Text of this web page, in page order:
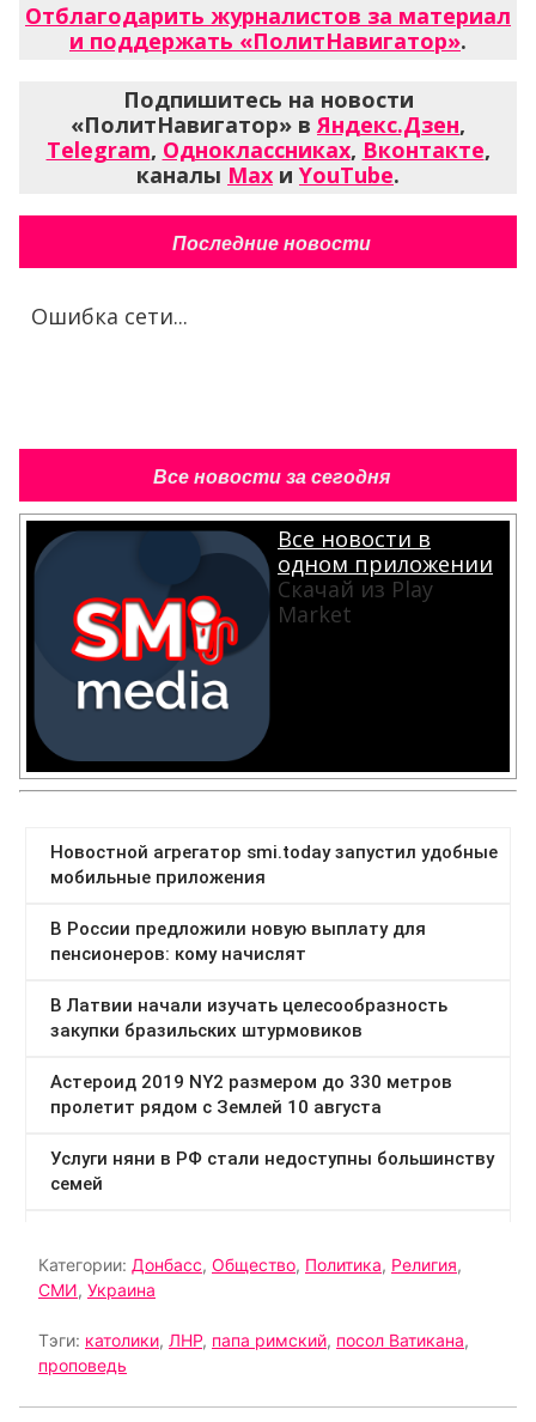
Отблагодарить журналистов за материал
и поддержать «ПолитНавигатор».
Подпишитесь на новости
«ПолитНавигатор» вЯндекс.Дзен,
Telegram, Одноклассниках, Вконтакте,
каналы Max и YouTube.
Последние новости
Ошибка сети...
Все новости за сегодня
Все новости в
одном приложении
Скачай из Play
Market
Категории: Донбасс, Общество, Политика, Религия,
СМИ, Украина
Тэги: католики, ЛНР, папа римский, посол Ватикана,
проповедь